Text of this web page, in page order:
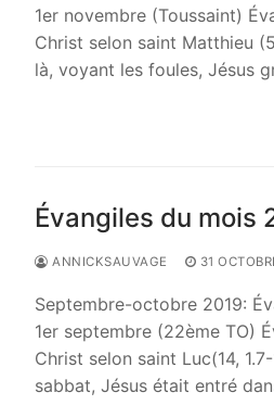
1er novembre (Toussaint)
Christ selon saint Matthieu
là, voyant les foules, Jésus
Évangiles du mois
ANNICKSAUVAGE 31
Septembre-octobre 2019:
1er septembre (22ème TO)
Christ selon saint Luc(14,
sabbat, Jésus était entré